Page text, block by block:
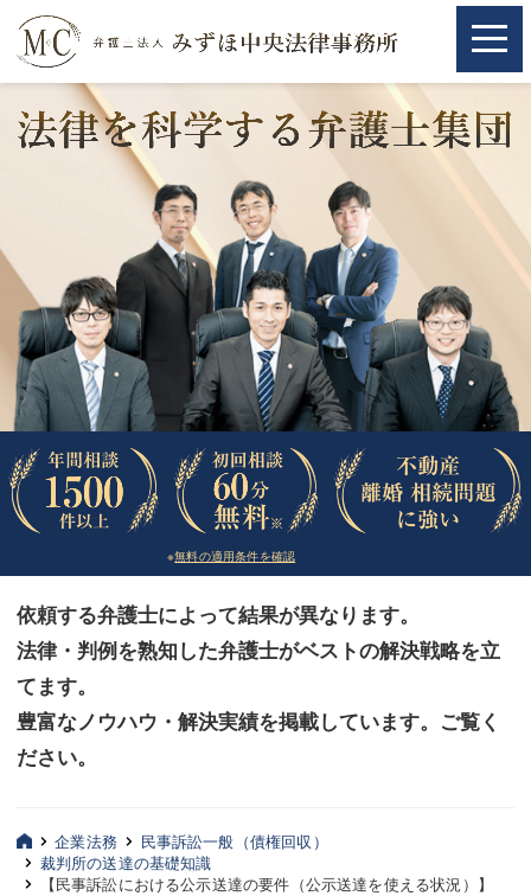
ホーム
相続・遺言
離婚（夫婦間トラブル）
企業法務
労働問題（解雇，残業等）
刑事弁護
交通事故
法律相談など（その他）
お客様へ
みずほ中央の特長・実質編
みずほ中央の特長・形式編
三平 聡史
※無料の適用条件を確認
依頼する弁護士によって結果が異なります。
法律・判例を熟知した弁護士がベストの解決戦略を立
てます。
豊富なノウハウ・解決実績を掲載しています。ご覧く
ださい。
ホーム
相続・遺言
離婚（夫婦間トラブル）
企業法務
労働問題（解雇，残業等）
刑事弁護
交通事故
法律相談など（その他）
お客様へ
みずほ中央の特長・実質編
みずほ中央の特長・形式編
三平 聡史
企業法務
民事訴訟一般（債権回収）
裁判所の送達の基礎知識
【民事訴訟における公示送達の要件（公示送達を使える状況）】